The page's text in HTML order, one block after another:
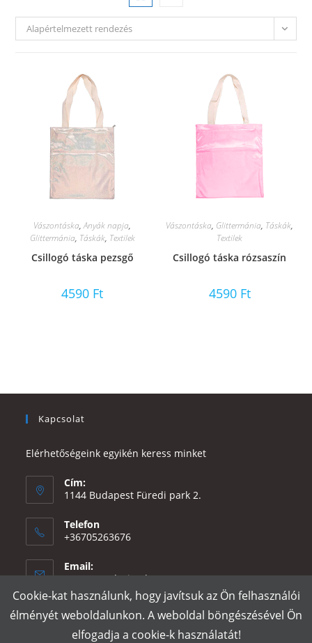
Alapértelmezett rendezés
Vászontáska,Anyák napja,
Glittermánia, Táskák, Textilek
Csillogó táska pezsgő
4590 Ft
Vászontáska, Glittermánia, Táskák,
Textilek
Csillogó táska rózsaszín
4590 Ft
Kapcsolat
Elérhetőségeink egyikén keress minket
Cím:
1144 Budapest Füredi park 2.
Telefon
+36705263676
Email:
eszter@e-design.huOpens
in
your
application
Cookie-kat használunk, hogy javítsuk az Ön felhasználói
élményét weboldalunkon. A weboldal böngészésével Ön
elfogadja a cookie-k használatát!